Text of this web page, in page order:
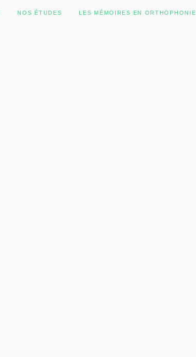
NOS ÉTUDES LES MÉMOIRES EN ORTHOPHONIE